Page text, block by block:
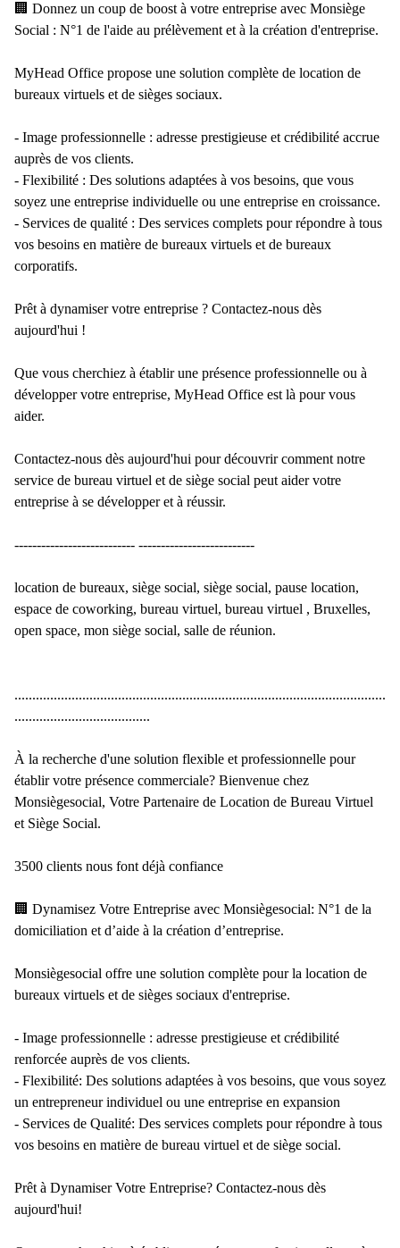
🏢 Donnez un coup de boost à votre entreprise avec Monsiège
Social : N°1 de l'aide au prélèvement et à la création d'entreprise.
MyHead Office propose une solution complète de location de
bureaux virtuels et de sièges sociaux.
- Image professionnelle : adresse prestigieuse et crédibilité accrue
auprès de vos clients.
- Flexibilité : Des solutions adaptées à vos besoins, que vous
soyez une entreprise individuelle ou une entreprise en croissance.
- Services de qualité : Des services complets pour répondre à tous
vos besoins en matière de bureaux virtuels et de bureaux
corporatifs.
Prêt à dynamiser votre entreprise ? Contactez-nous dès
aujourd'hui !
Que vous cherchiez à établir une présence professionnelle ou à
développer votre entreprise, MyHead Office est là pour vous
aider.
Contactez-nous dès aujourd'hui pour découvrir comment notre
service de bureau virtuel et de siège social peut aider votre
entreprise à se développer et à réussir.
--------------------------- --------------------------
location de bureaux, siège social, siège social, pause location,
espace de coworking, bureau virtuel, bureau virtuel , Bruxelles,
open space, mon siège social, salle de réunion.
........................................................................................................
......................................
À la recherche d'une solution flexible et professionnelle pour
établir votre présence commerciale? Bienvenue chez
Monsiègesocial, Votre Partenaire de Location de Bureau Virtuel
et Siège Social.
3500 clients nous font déjà confiance
🏢 Dynamisez Votre Entreprise avec Monsiègesocial: N°1 de la
domiciliation et d’aide à la création d’entreprise.
Monsiègesocial offre une solution complète pour la location de
bureaux virtuels et de sièges sociaux d'entreprise.
- Image professionnelle : adresse prestigieuse et crédibilité
renforcée auprès de vos clients.
- Flexibilité: Des solutions adaptées à vos besoins, que vous soyez
un entrepreneur individuel ou une entreprise en expansion
- Services de Qualité: Des services complets pour répondre à tous
vos besoins en matière de bureau virtuel et de siège social.
Prêt à Dynamiser Votre Entreprise? Contactez-nous dès
aujourd'hui!